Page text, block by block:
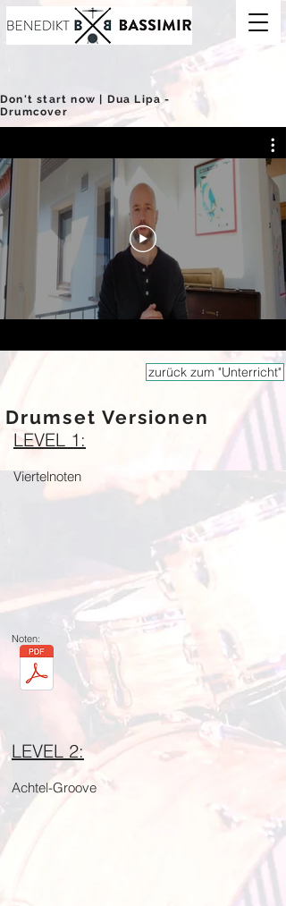
Don't start now | Dua Lipa -
Drumcover
zurück zum "Unterricht"
Drumset Versionen
LEVEL 1:
Viertelnoten
Noten:
LEVEL 2:
Achtel-Groove